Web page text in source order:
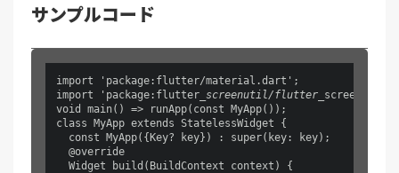
サンプルコード
import 'package:flutter/material.dart';
import 'package:flutter _screenutil/flutter_
void main() => runApp(const MyApp());
class MyApp extends StatelessWidget {
  const MyApp({Key? key}) : super(key: key);
  @override